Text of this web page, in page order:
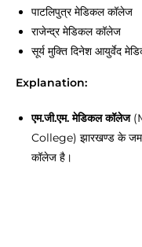
पाटलिपुत्र मेडिकल कॉलेज
राजेन्द्र मेडिकल कॉलेज
सूर्य मुक्ति दिनेश आयुर्वेद
Explanation:
एम.जी.एम. मेडिकल कॉलेज
College) झारखण्ड के
कॉलेज है।